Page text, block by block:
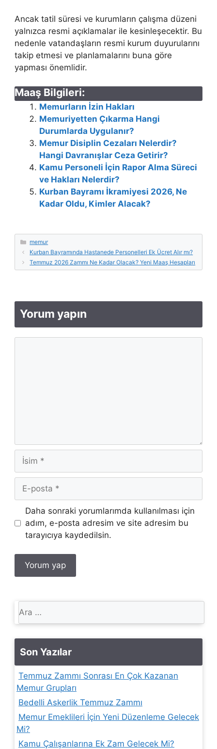
Ancak tatil süresi ve kurumların çalışma düzeni
yalnızca resmi açıklamalar ile kesinleşecektir. Bu
nedenle vatandaşların resmi kurum duyurularını
takip etmesi ve planlamalarını buna göre
yapması önemlidir.
Maaş Bilgileri:
Memurların İzin Hakları
Memuriyetten Çıkarma Hangi
Durumlarda Uygulanır?
Memur Disiplin Cezaları Nelerdir?
Hangi Davranışlar Ceza Getirir?
Kamu Personeli İçin Rapor Alma Süreci
ve Hakları Nelerdir?
Kurban Bayramı İkramiyesi 2026, Ne
Kadar Oldu, Kimler Alacak?
Kategoriler
memur
Kurban Bayramında Hastanede Personelleri Ek Ücret Alır mı?
Temmuz 2026 Zammı Ne Kadar Olacak? Yeni Maaş Hesapları
Yorum yapın
İsim
posta
İnternet
sitesi
Daha sonraki yorumlarımda kullanılması için
adım, e-posta adresim ve site adresim bu
tarayıcıya kaydedilsin.
ara
Son Yazılar
Temmuz Zammı Sonrası En Çok Kazanan
Memur Grupları
Bedelli Askerlik Temmuz Zammı
Memur Emeklileri İçin Yeni Düzenleme Gelecek
Mi?
Kamu Çalışanlarına Ek Zam Gelecek Mi?